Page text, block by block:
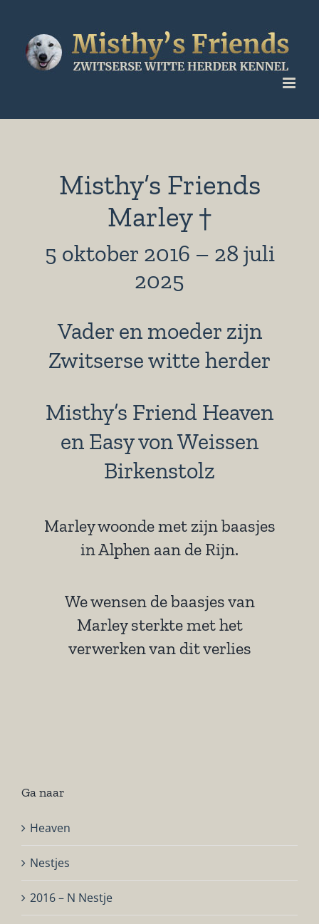
inhoud
Misthy’s Friends
Marley †
5 oktober 2016 – 28 juli
2025
Vader en moeder zijn
Zwitserse witte herder
Misthy’s Friend Heaven
en Easy von Weissen
Birkenstolz
Marley woonde met zijn baasjes
in Alphen aan de Rijn.
We wensen de baasjes van
Marley sterkte met het
verwerken van dit verlies
Ga naar
Heaven
Nestjes
2016 – N Nestje